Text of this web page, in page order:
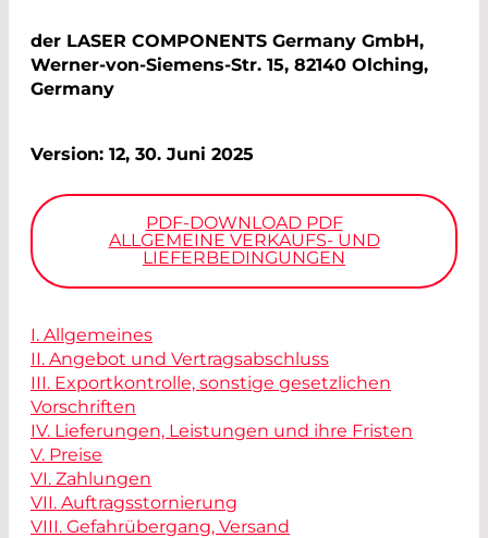
der LASER COMPONENTS Germany GmbH,
Werner-von-Siemens-Str. 15, 82140 Olching,
Germany
Version: 12, 30. Juni 2025
PDF-DOWNLOAD PDF
ALLGEMEINE VERKAUFS- UND
LIEFERBEDINGUNGEN
I. Allgemeines
II. Angebot und Vertragsabschluss
III. Exportkontrolle, sonstige gesetzlichen
Vorschriften
IV. Lieferungen, Leistungen und ihre Fristen
V. Preise
VI. Zahlungen
VII. Auftragsstornierung
VIII. Gefahrübergang, Versand